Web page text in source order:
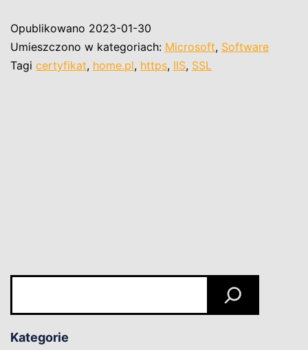
z
home.pl
Opublikowano 2023-01-30
Umieszczono w kategoriach: Microsoft, Software
Tagi certyfikat, home.pl, https, IIS, SSL
Kategorie